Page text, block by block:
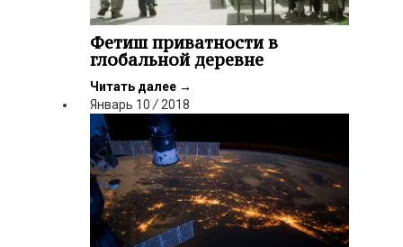
Фетиш приватности в
глобальной деревне
Читать далее →
Январь 10 / 2018